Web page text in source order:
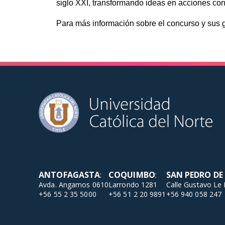
siglo XXI, transformando ideas en acciones
Para más información sobre el concurso y sus
ANTOFAGASTA:
Avda. Angamos 0610
+56 55 2 35 5000
COQUIMBO:
Larrondo 1281
+56 51 2 20 9891
SAN PEDRO
Calle Gustavo Le
+56 940 058 247